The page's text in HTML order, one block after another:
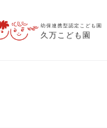
幼保連携型認定こども園
久万こども園